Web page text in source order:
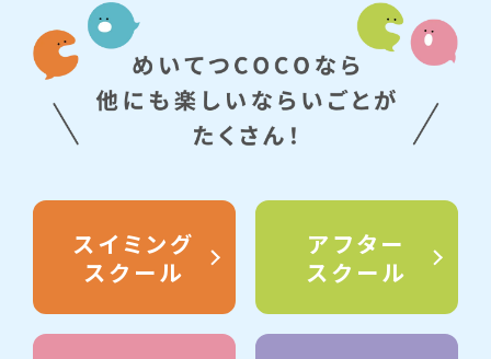
スイミング
スクール
アフター
スクール